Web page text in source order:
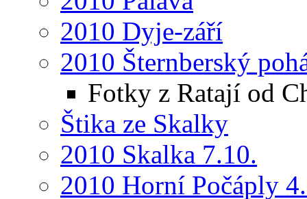
2010 Dyje-září
2010 Šternberský
Fotky z Ratají od
Štika ze Skalky
2010 Skalka 7.10.
2010 Horní Počáply